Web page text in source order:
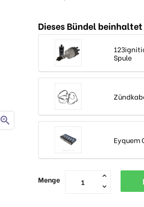

Dieses Bündel beinhaltet
Spule
Eyquem
Menge